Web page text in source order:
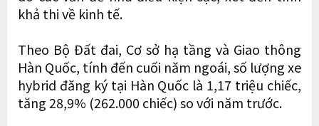
khả thi về kinh tế.
Theo Bộ Đất đai, Cơ sở hạ tầng và Giao thông
Hàn Quốc, tính đến cuối năm ngoái, số lượng xe
hybrid đăng ký tại Hàn Quốc là 1,17 triệu chiếc,
tăng 28,9% (262.000 chiếc) so với năm trước.